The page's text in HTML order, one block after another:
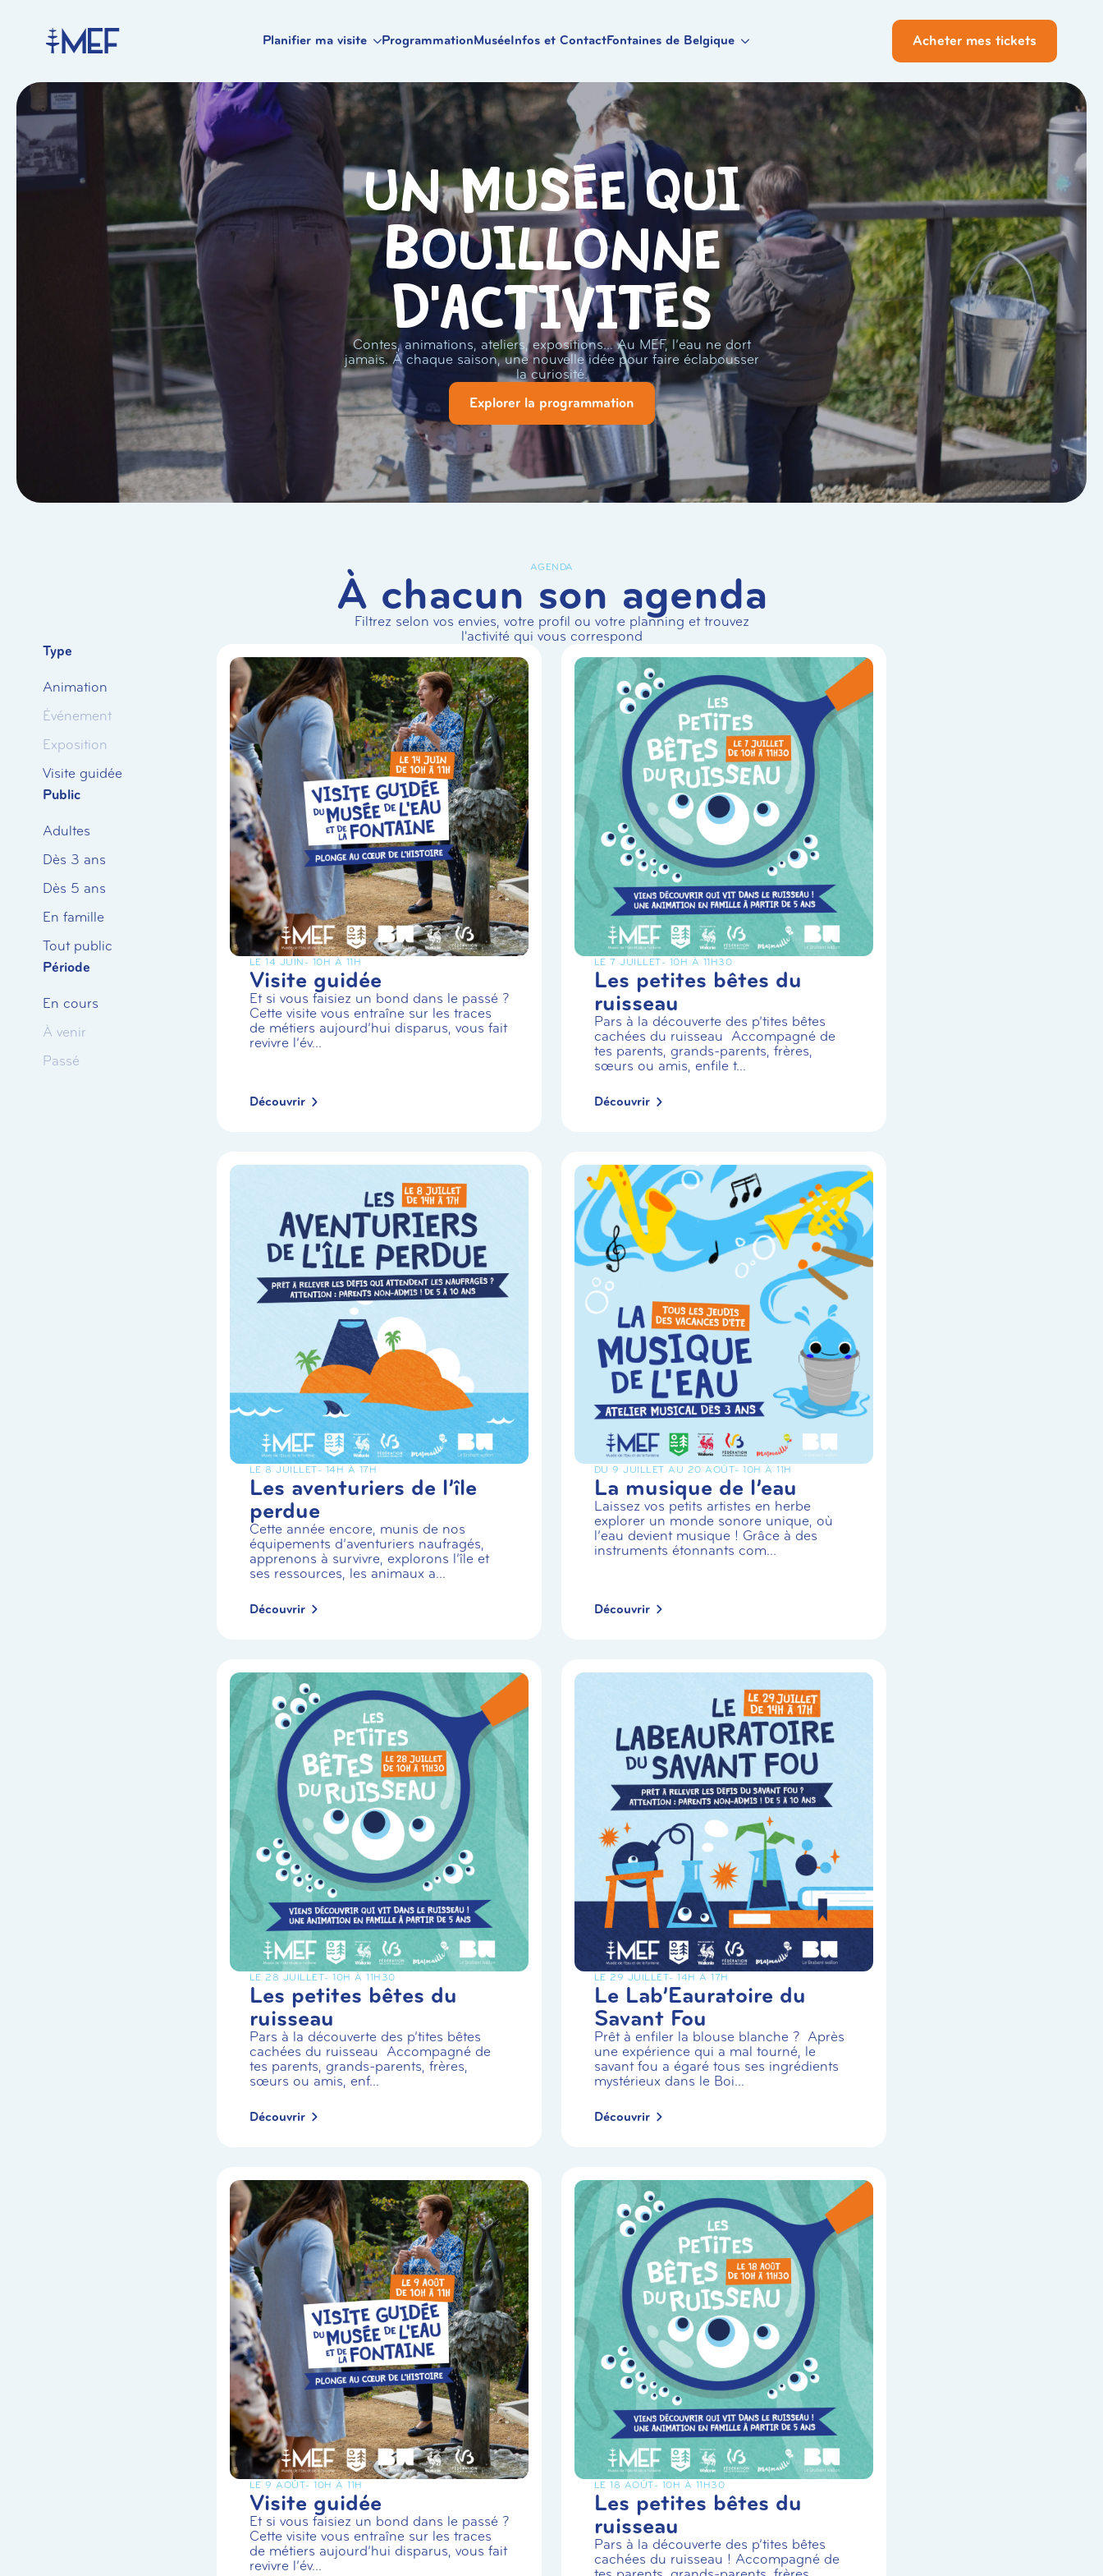
Planifier ma visite ProgrammationMuséeInfos et ContactFontaines de Belgique Acheter mes tickets
Un musée qui
bouillonne
d'activités
Contes, animations, ateliers, expositions… Au MEF, l’eau ne dort
jamais. À chaque saison, une nouvelle idée pour faire éclabousser
la curiosité.
Explorer la programmation
AGENDA
À chacun son agenda
Filtrez selon vos envies, votre profil ou votre planning et trouvez
l'activité qui vous correspond
Type
Animation
Événement
Exposition
Visite guidée
Public
Adultes
Dès 3 ans
Dès 5 ans
En famille
Tout public
Période
En cours
À venir
Passé
LE 14 JUIN - 10H À 11H
Visite guidée
Et si vous faisiez un bond dans le passé ?
Cette visite vous entraîne sur les traces
de métiers aujourd’hui disparus, vous fait
revivre l’év...
Découvrir
LE 7 JUILLET- 10H À 11H30
Les petites bêtes du
ruisseau
Pars à la découverte des p’tites bêtes
cachées du ruisseau Accompagné de
tes parents, grands-parents, frères,
sœurs ou amis, enfile t...
Découvrir
LE 8 JUILLET- 14H À 17H
Les aventuriers de l’île
perdue
Cette année encore, munis de nos
équipements d’aventuriers naufragés,
apprenons à survivre, explorons l’île et
ses ressources, les animaux a...
Découvrir
DU 9 JUILLET AU 20 AOÛT- 10H À 11H
La musique de l’eau
Laissez vos petits artistes en herbe
explorer un monde sonore unique, où
l’eau devient musique ! Grâce à des
instruments étonnants com...
Découvrir
LE 28 JUILLET- 10H À 11H30
Les petites bêtes du
ruisseau
Pars à la découverte des p’tites bêtes
cachées du ruisseau Accompagné de
tes parents, grands-parents, frères,
sœurs ou amis, enf...
Découvrir
LE 29 JUILLET- 14H À 17H
Le Lab’Eauratoire du
Savant Fou
Prêt à enfiler la blouse blanche ? Après
une expérience qui a mal tourné, le
savant fou a égaré tous ses ingrédients
mystérieux dans le Boi...
Découvrir
LE 9 AOÛT- 10H À 11H
Visite guidée
Et si vous faisiez un bond dans le passé ?
Cette visite vous entraîne sur les traces
de métiers aujourd’hui disparus, vous fait
revivre l’év...
LE 18 AOÛT- 10H À 11H30
Les petites bêtes du
ruisseau
Pars à la découverte des p’tites bêtes
cachées du ruisseau ! Accompagné de